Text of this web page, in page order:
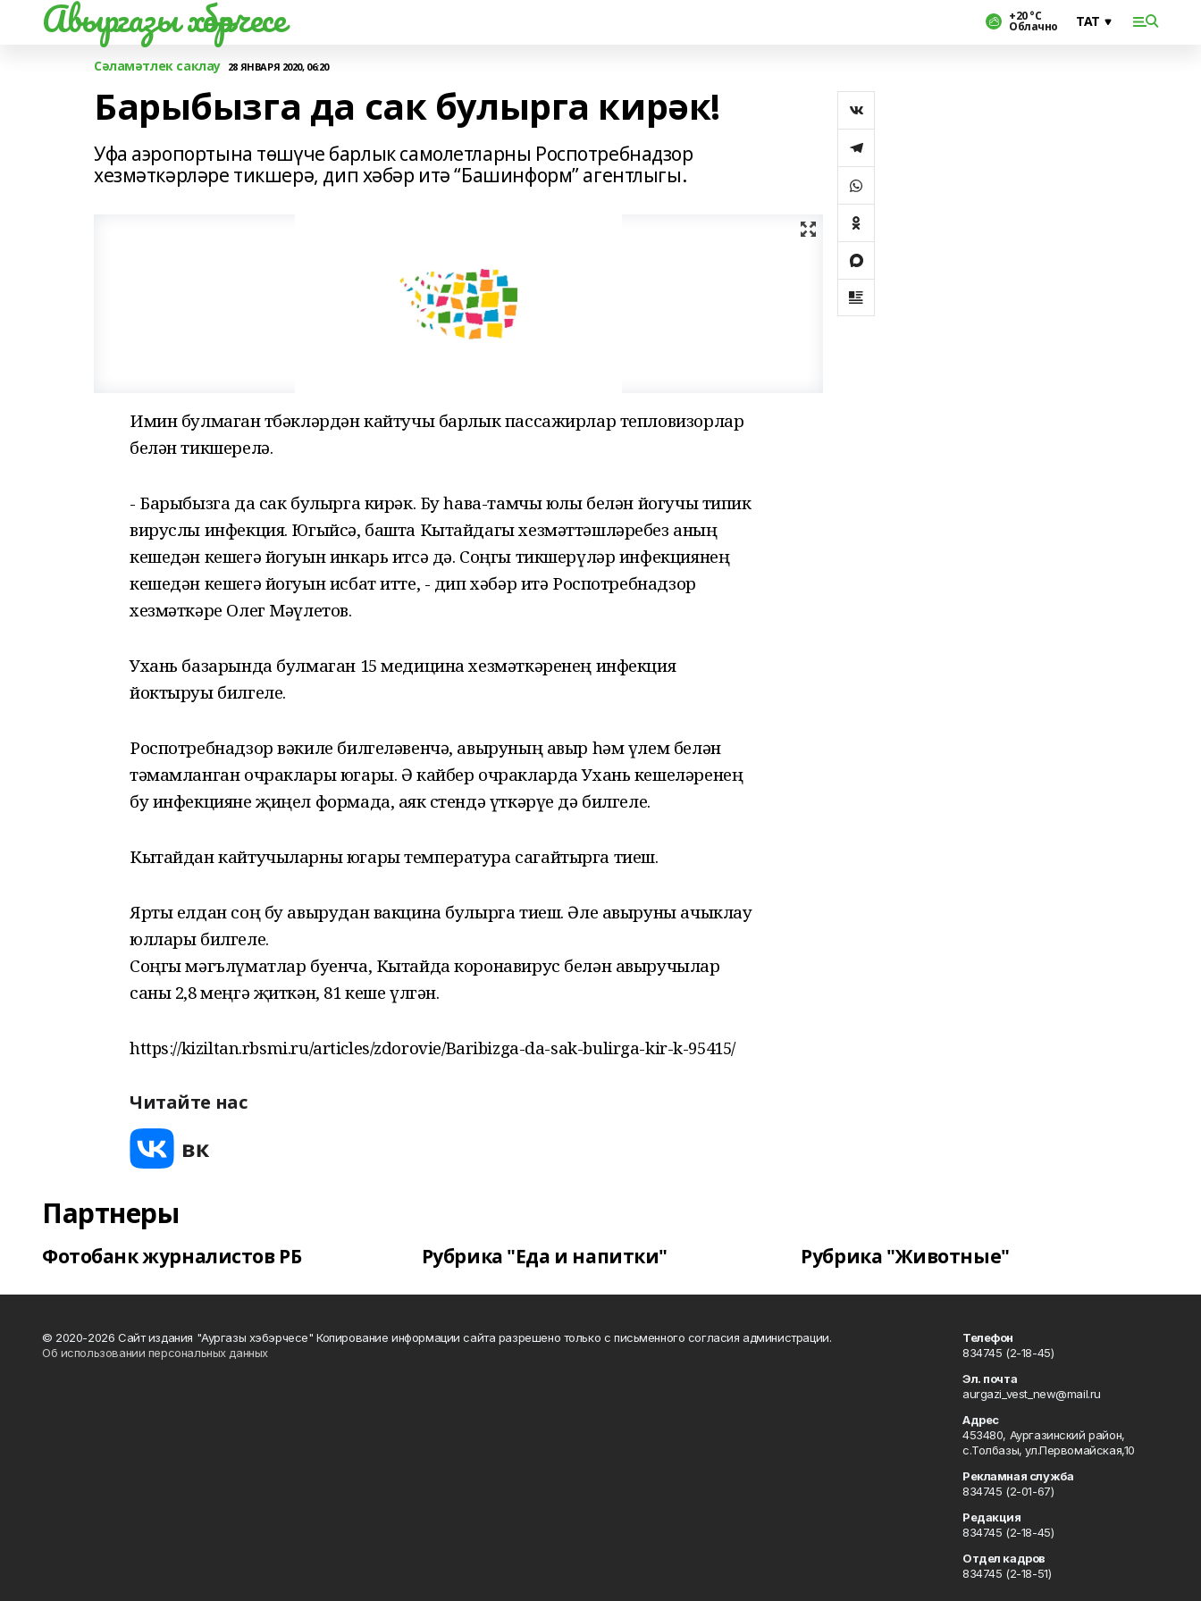
Авыргазы хәбәрчесе +20 °С
Облачно
Сәламәтлек саклау 28 ЯНВАРЯ 2020, 06:20
Барыбызга да сак булырга кирәк!
Уфа аэропортына төшүче барлык самолетларны Роспотребнадзор
хезмәткәрләре тикшерә, дип хәбәр итә “Башинформ” агентлыгы.
Имин булмаган төбәкләрдән кайтучы барлык пассажирлар тепловизорлар
белән тикшерелә.
- Барыбызга да сак булырга кирәк. Бу һава-тамчы юлы белән йогучы типик
вируслы инфекция. Югыйсә, башта Кытайдагы хезмәттәшләребез аның
кешедән кешегә йогуын инкарь итсә дә. Соңгы тикшерүләр инфекциянең
кешедән кешегә йогуын исбат итте, - дип хәбәр итә Роспотребнадзор
хезмәткәре Олег Мәүлетов.
Ухань базарында булмаган 15 медицина хезмәткәренең инфекция
йоктыруы билгеле.
Роспотребнадзор вәкиле билгеләвенчә, авыруның авыр һәм үлем белән
тәмамланган очраклары югары. Ә кайбер очракларда Ухань кешеләренең
бу инфекцияне җиңел формада, аяк өстендә үткәрүе дә билгеле.
Кытайдан кайтучыларны югары температура сагайтырга тиеш.
Ярты елдан соң бу авырудан вакцина булырга тиеш. Әле авыруны ачыклау
юллары билгеле.
Соңгы мәгълүматлар буенча, Кытайда коронавирус белән авыручылар
саны 2,8 меңгә җиткән, 81 кеше үлгән.
https://kiziltan.rbsmi.ru/articles/zdorovie/Baribizga-da-sak-bulirga-kir-k-95415/
Читайте нас
Партнеры
Фотобанк журналистов РБ Рубрика "Еда и напитки" Рубрика "Животные"
© 2020-2026 Сайт издания "Аургазы хэбэрчесе" Копирование информации сайта разрешено только с письменного согласия администрации.
Об использовании персональных данных
Телефон
834745 (2-18-45)
Эл. почта
aurgazi_vest_new@mail.ru
Адрес
453480, Аургазинский район,
с.Толбазы, ул.Первомайская,10
Рекламная служба
834745 (2-01-67)
Редакция
834745 (2-18-45)
Отдел кадров
834745 (2-18-51)